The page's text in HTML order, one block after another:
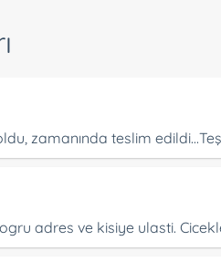
zamanında teslim
adres ve kisiye ulasti.